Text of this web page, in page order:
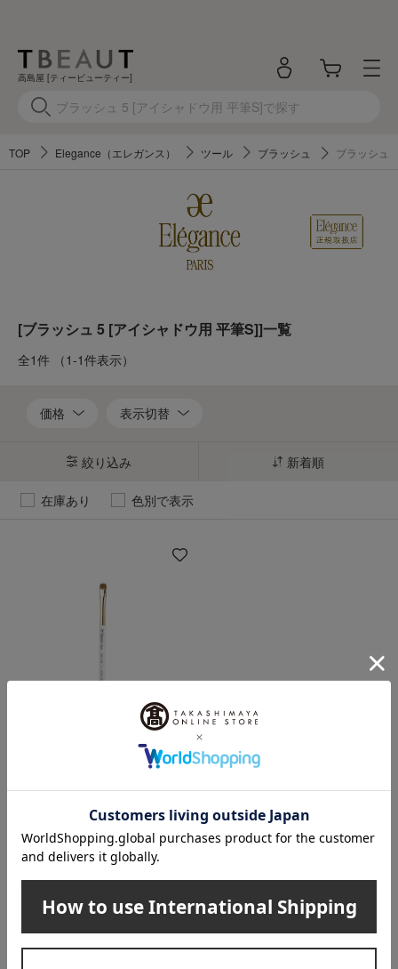
高島屋 [ティービューティー]
TOP Elegance（エレガンス） ツール ブラッシュ ブラッシュ
[ブラッシュ 5 [アイシャドウ用 平筆S]]一覧
全1件 （1-1件表示）
価格 表示切替
絞り込み 新着順
在庫あり 色別で表示
Elegance（エレガンス）
ブラッシュ 5 [アイシャドウ用
税込 2,200円